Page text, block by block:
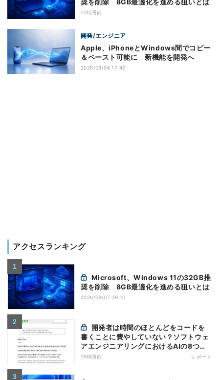
奨を削除 8GB最適化を進める狙いとは
12時間前
開発/エンジニア
Apple、iPhoneとWindows間でコピー
＆ペースト可能に 新機能を開発へ
2026/08/06 17:42
アクセスランキング
奨を削除 8GB最適化を進める狙いとは
2026/08/07 09:10
書くことに費やしていない？ソフトウェ
アエンジニアリングにおけるAIの8つの
神話への賛否
19時間前 レポート